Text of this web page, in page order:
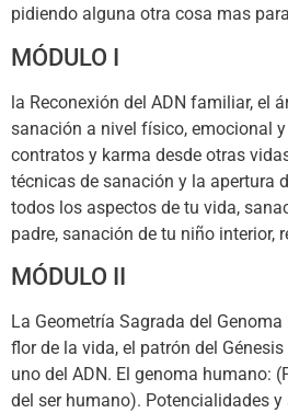
pidiendo alguna otra cosa mas
MÓDULO I
la Reconexión del ADN familiar, el
sanación a nivel físico, emocional
contratos y karma desde otras
técnicas de sanación y la apertura
todos los aspectos de tu vida,
padre, sanación de tu niño interior,
MÓDULO II
La Geometría Sagrada del
flor de la vida, el patrón del
uno del ADN. El genoma humano:
del ser humano). Potencialidades